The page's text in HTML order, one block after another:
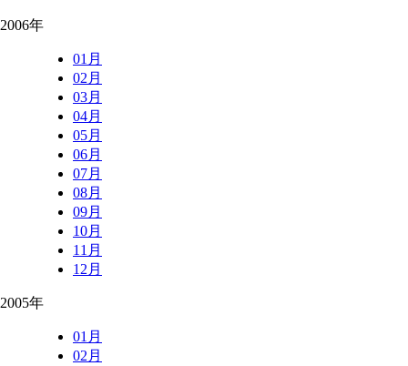
2006年
01月
02月
03月
04月
05月
06月
07月
08月
09月
10月
11月
12月
2005年
01月
02月